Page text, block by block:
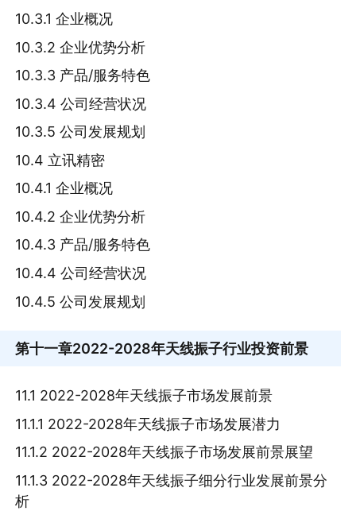
10.3.1 企业概况
10.3.2 企业优势分析
10.3.3 产品/服务特色
10.3.4 公司经营状况
10.3.5 公司发展规划
10.4 立讯精密
10.4.1 企业概况
10.4.2 企业优势分析
10.4.3 产品/服务特色
10.4.4 公司经营状况
10.4.5 公司发展规划
第十一章2022-2028年天线振子行业投资前景
11.1 2022-2028年天线振子市场发展前景
11.1.1 2022-2028年天线振子市场发展潜力
11.1.2 2022-2028年天线振子市场发展前景展望
11.1.3 2022-2028年天线振子细分行业发展前景分
析